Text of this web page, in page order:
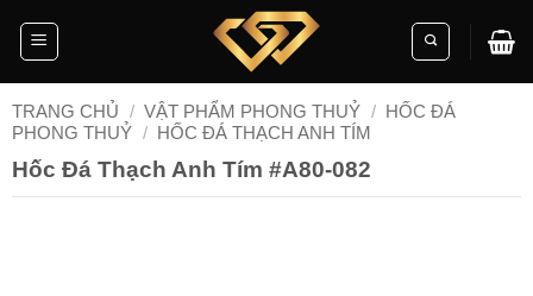
TRANG CHỦ / VẬT PHẨM PHONG THUỶ / HỐC ĐÁ
PHONG THUỶ / HỐC ĐÁ THẠCH ANH TÍM
Hốc Đá Thạch Anh Tím #A80-082